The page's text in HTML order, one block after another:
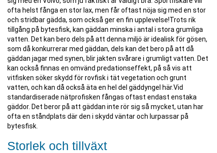
ofta helst fånga en stor lax, men får oftast nöja sig med en stor
och stridbar gädda, som också ger en fin upplevelse!Trots rik
tillgång på bytesfisk, kan gäddan minska i antal i stora grumliga
vatten. Det kan bero dels på att denna miljö är idealisk för gösen,
som då konkurrerar med gäddan, dels kan det bero på att då
gäddan jagar med synen, blir jakten svårare i grumligt vatten. Det
kan också finnas en omvänd predationseffekt, på så vis att
vitfisken söker skydd för rovfisk i tät vegetation och grunt
vatten, och kan då också äta en hel del gäddyngel här.Vid
standardiserade nätprofisken fångas oftast endast enstaka
gäddor. Det beror på att gäddan inte rör sig så mycket, utan har
ofta en ståndplats där den i skydd väntar och lurpassar på
bytesfisk.
Storlek och tillväxt